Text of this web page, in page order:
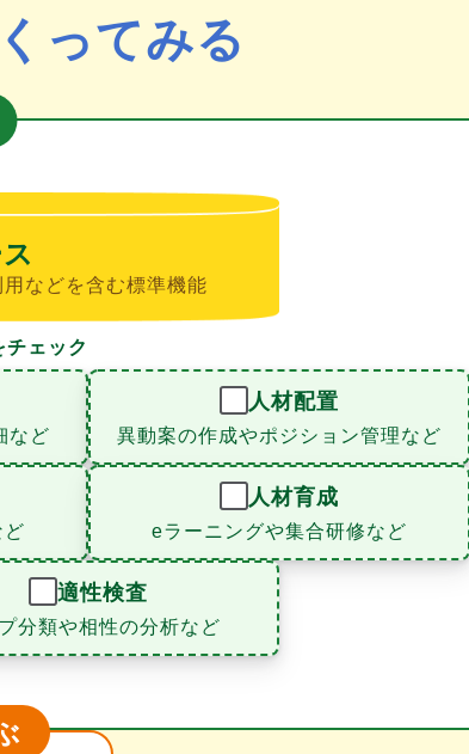
ってみる
などを含む標準機能
ェック
など
人材配置
異動案の作成やポジション管理など
人材育成
eラーニングや集合研修など
適性検査
分類や相性の分析など